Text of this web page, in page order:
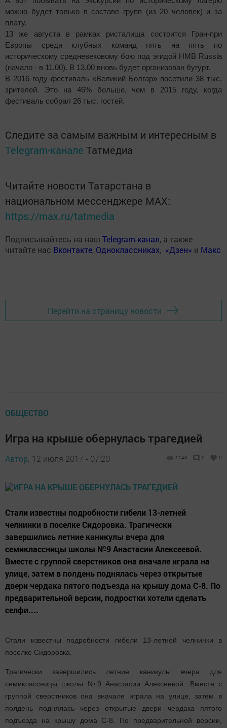
можно будет только в составе групп (из 20 человек) и за
плату.
13 же августа в рамках ристалища состоится Гран-при
Европы среди клубных команд пять на пять по
историческому средневековому бою под эгидой HMB Russia
(начало - в 11.00). В 13.00 вновь будет организован бугурт.
В 2016 году фестиваль «Великий Болгар» посетили 38 тыс.
зрителей. Это на 46% больше, чем в 2015 году, когда
фестиваль собрал 26 тыс. гостей.
Следите за самым важным и интересным в
Telegram-канале Татмедиа
Читайте новости Татарстана в
национальном мессенджере MАХ:
https://max.ru/tatmedia
Подписывайтесь на наш Telegram-канал, а также
читайте нас Вконтакте, Одноклассниках, «Дзен» и Макс
Перейти на страницу новости
ОБЩЕСТВО
Игра на крыше обернулась трагедией
Автор, 12 июля 2017 - 07:20 1148 0 0
Стали известны подробности гибели 13-летней
челнинки в поселке Сидоровка. Трагически
завершились летние каникулы вчера для
семиклассницы школы №9 Анастасии Алексеевой.
Вместе с группой сверстников она вначале играла на
улице, затем в полдень поднялась через открытые
двери чердака пятого подъезда на крышу дома С-8. По
предварительной версии, подростки хотели сделать
селфи....
Стали известны подробности гибели 13-летней челнинки в
поселке Сидоровка.
Трагически завершились летние каникулы вчера для
семиклассницы школы №9 Анастасии Алексеевой. Вместе с
группой сверстников она вначале играла на улице, затем в
полдень поднялась через открытые двери чердака пятого
подъезда на крышу дома С-8. По предварительной версии,